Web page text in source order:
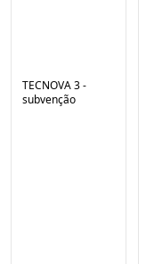
TECNOVA 3 -
subvenção